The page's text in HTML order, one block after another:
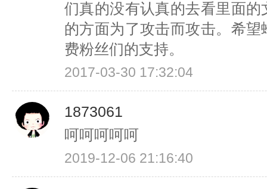
们真的没有认真的去看里面
的方面为了攻击而攻击。希
费粉丝们的支持。
2017-03-30 17:32:04
1873061
呵呵呵呵呵
2019-12-06 21:16:40